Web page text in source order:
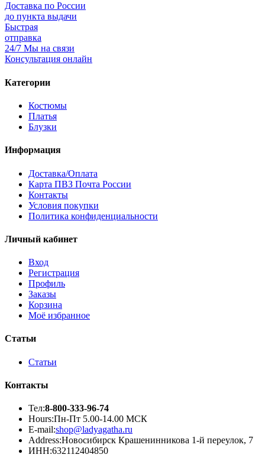
Доставка по России
до пункта выдачи
Быстрая
отправка
24/7 Мы на связи
Консультация онлайн
Категории
Костюмы
Платья
Блузки
Информация
Доставка/Оплата
Карта ПВЗ Почта России
Контакты
Условия покупки
Политика конфиденциальности
Личный кабинет
Вход
Регистрация
Профиль
Заказы
Корзина
Моё избранное
Статьи
Статьи
Контакты
Тел:8-800-333-96-74
Hours:Пн-Пт 5.00-14.00 МСК
E-mail:shop@ladyagatha.ru
Address:Новосибирск Крашенинникова 1-й переулок, 7
ИНН:632112404850